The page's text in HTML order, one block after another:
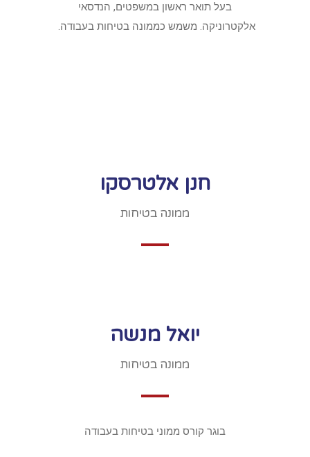
בעל תואר ראשון במשפטים, הנדסאי
אלקטרוניקה. משמש כממונה בטיחות בעבודה.
חנן אלטרסקו
ממונה בטיחות
יואל מנשה
ממונה בטיחות
בוגר קורס ממוני בטיחות בעבודה